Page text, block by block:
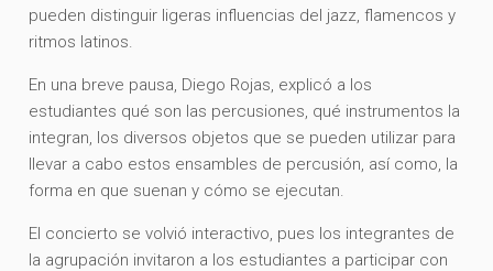
pueden distinguir ligeras influencias del jazz, flamencos y
ritmos latinos.
En una breve pausa, Diego Rojas, explicó a los
estudiantes qué son las percusiones, qué instrumentos la
integran, los diversos objetos que se pueden utilizar para
llevar a cabo estos ensambles de percusión, así como, la
forma en que suenan y cómo se ejecutan.
El concierto se volvió interactivo, pues los integrantes de
la agrupación invitaron a los estudiantes a participar con